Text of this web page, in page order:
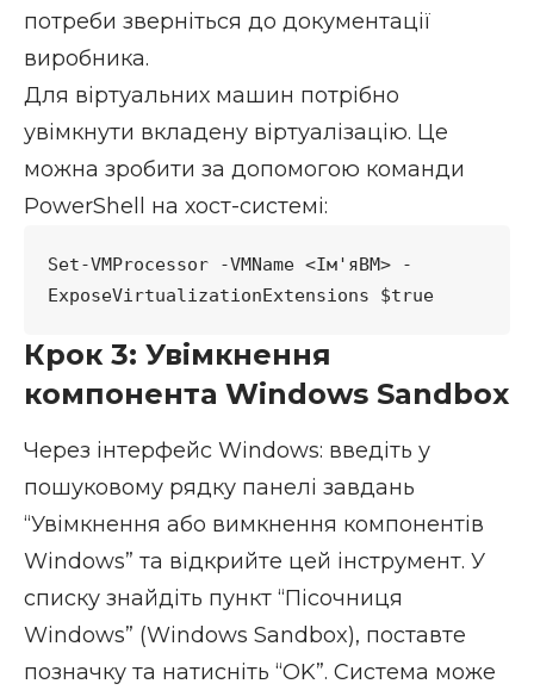
потреби зверніться до документації
виробника.
Для віртуальних машин потрібно
увімкнути вкладену віртуалізацію. Це
можна зробити за допомогою команди
PowerShell на хост-системі:
Set-VMProcessor -VMName <Ім'яВМ> -
ExposeVirtualizationExtensions $true
Крок 3: Увімкнення
компонента Windows Sandbox
Через інтерфейс Windows: введіть у
пошуковому рядку панелі завдань
“Увімкнення або вимкнення компонентів
Windows” та відкрийте цей інструмент. У
списку знайдіть пункт “Пісочниця
Windows” (Windows Sandbox), поставте
позначку та натисніть “OK”. Система може